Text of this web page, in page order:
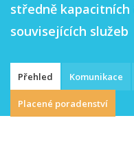
středně
souvisejících služeb
Přehled Komunikace
Placené poradenství